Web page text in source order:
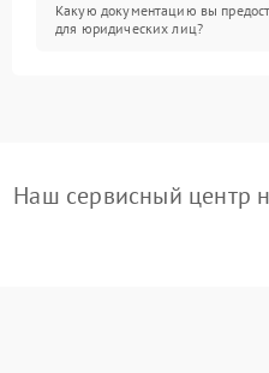
Какую документацию вы
для юридических лиц?
Наш сервисный центр